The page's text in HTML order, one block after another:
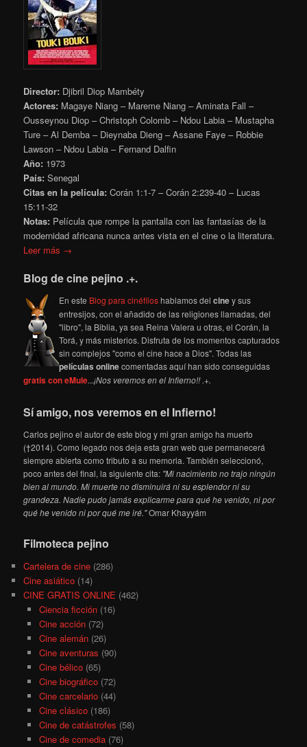
Director: Djibril Diop Mambéty
Actores: Magaye Niang – Mareme Niang – Aminata Fall –
Ousseynou Diop – Christoph Colomb – Ndou Labia – Mustapha
Ture – Al Demba – Dieynaba Dieng – Assane Faye – Robbie
Lawson – Ndou Labia – Fernand Dalfin
Año: 1973
País: Senegal
Citas en la película: Corán 1:1-7 – Corán 2:239-40 – Lucas
15:11-32
Notas: Película que rompe la pantalla con las fantasías de la
modernidad africana nunca antes vista en el cine o la literatura.
Leer más →
Blog de cine pejino .+.
En este Blog para cinéfiloshablamos delciney sus
entresijos, con el añadido de las religiones llamadas, del
"libro", la Biblia, ya sea Reina Valera u otras, el Corán, la
Torá, y más misterios. Disfruta de los momentos capturados
sin complejos "como el cine hace a Dios". Todas las
películas onlinecomentadas aquí han sido conseguidas
gratis con eMule...¡Nos veremos en el Infierno!! .+.
Sí amigo, nos veremos en el Infierno!
Carlos pejino el autor de este blog y mi gran amigo ha muerto
(†2014). Como legado nos deja esta gran web que permanecerá
siempre abierta como tributo a su memoria. También seleccionó,
poco antes del final, la siguiente cita: "Mi nacimiento no trajo ningún
bien al mundo. Mi muerte no disminuirá ni su esplendor ni su
grandeza. Nadie pudo jamás explicarme para qué he venido, ni por
qué he venido ni por qué me iré."Omar Khayyám
Filmoteca pejino
Cartelera de cine (286)
Cine asiático (14)
CINE GRATIS ONLINE (462)
Ciencia ficción(16)
Cine acción(72)
Cine alemán(26)
Cine aventuras (90)
Cine bélico(65)
Cine biográfico(72)
Cine carcelario(44)
Cine clásico(186)
Cine de catástrofes (58)
Cine de comedia(76)